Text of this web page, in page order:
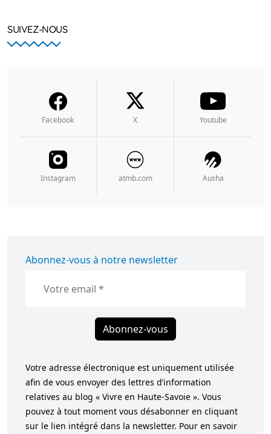
SUIVEZ-NOUS
Facebook X Youtube
Instagram atmb.com Ausha
Abonnez-vous à notre newsletter
Abonnez-vous
Votre adresse électronique est uniquement utilisée
afin de vous envoyer des lettres d’information
relatives au blog « Vivre en Haute-Savoie ». Vous
pouvez à tout moment vous désabonner en cliquant
sur le lien intégré dans la newsletter. Pour en savoir